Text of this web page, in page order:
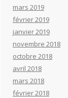
mars 2019
février 2019
janvier 2019
novembre 2018
octobre 2018
avril 2018
mars 2018
février 2018